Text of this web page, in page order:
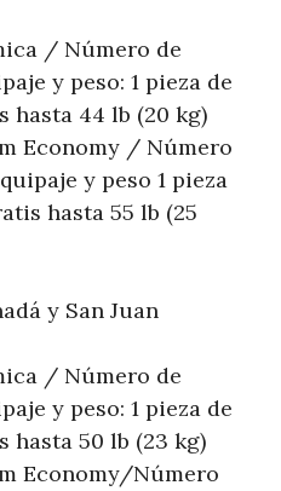
/ Número de
y peso: 1 pieza de
hasta 44 lb (20 kg)
Economy / Número
y peso 1 pieza
hasta 55 lb (25
y San Juan
/ Número de
y peso: 1 pieza de
hasta 50 lb (23 kg)
Economy/Número